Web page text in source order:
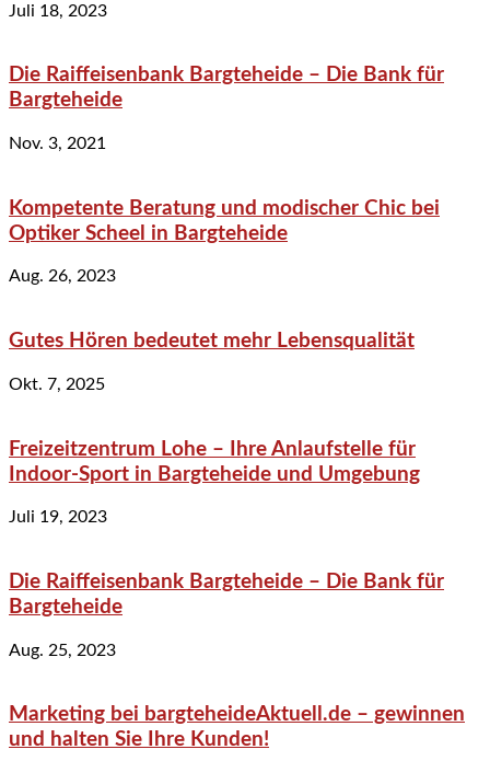
Juli 18, 2023
Die Raiffeisenbank Bargteheide – Die Bank für
Bargteheide
Nov. 3, 2021
Kompetente Beratung und modischer Chic bei
Optiker Scheel in Bargteheide
Aug. 26, 2023
Gutes Hören bedeutet mehr Lebensqualität
Okt. 7, 2025
Freizeitzentrum Lohe – Ihre Anlaufstelle für
Indoor-Sport in Bargteheide und Umgebung
Juli 19, 2023
Die Raiffeisenbank Bargteheide – Die Bank für
Bargteheide
Aug. 25, 2023
Marketing bei bargteheideAktuell.de – gewinnen
und halten Sie Ihre Kunden!